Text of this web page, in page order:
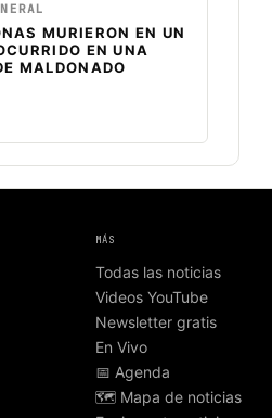
MURIERON EN UN
EN UNA
MALDONADO
MÁS
Todas las noticias
Videos YouTube
Newsletter gratis
En Vivo
📅 Agenda
🗺️ Mapa de noticias